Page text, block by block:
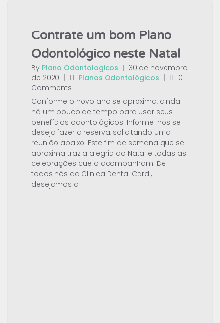
Contrate um bom Plano
Odontológico neste Natal
By Plano Odontologicos
30 de novembro
de 2020
Planos Odontológicos
0
Comments
Conforme o novo ano se aproxima, ainda
há um pouco de tempo para usar seus
benefícios odontológicos. Informe-nos se
deseja fazer a reserva, solicitando uma
reunião abaixo. Este fim de semana que se
aproxima traz a alegria do Natal e todas as
celebrações que o acompanham. De
todos nós da Clinica Dental Card.,
desejamos a